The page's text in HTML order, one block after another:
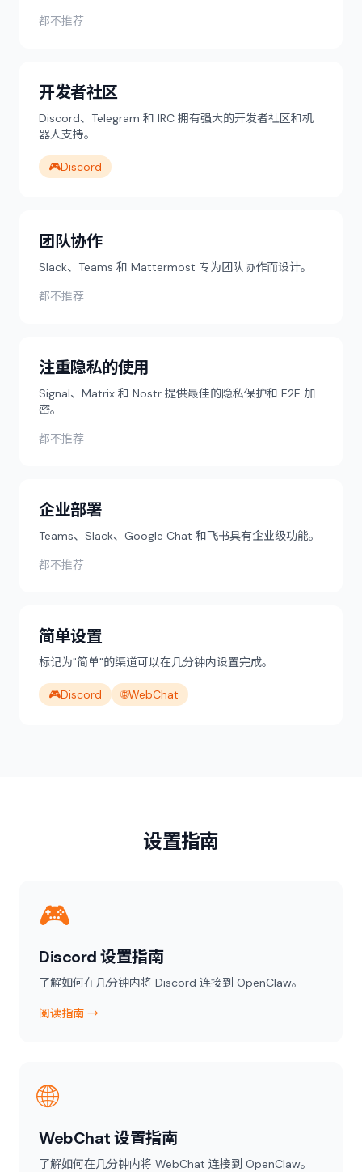
都不推荐
开发者社区
Discord、Telegram 和 IRC 拥有强大的开发者社区和机
器人支持。
🎮Discord
团队协作
Slack、Teams 和 Mattermost 专为团队协作而设计。
都不推荐
注重隐私的使用
Signal、Matrix 和 Nostr 提供最佳的隐私保护和 E2E 加
密。
都不推荐
企业部署
Teams、Slack、Google Chat 和飞书具有企业级功能。
都不推荐
简单设置
标记为"简单"的渠道可以在几分钟内设置完成。
🎮Discord 🌐WebChat
设置指南
🎮
Discord 设置指南
了解如何在几分钟内将 Discord 连接到 OpenClaw。
阅读指南 →
🌐
WebChat 设置指南
了解如何在几分钟内将 WebChat 连接到 OpenClaw。